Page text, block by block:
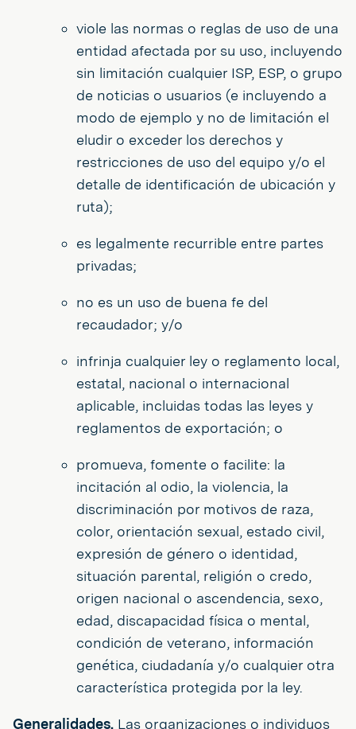
viole las normas o reglas de uso de una
entidad afectada por su uso, incluyendo
sin limitación cualquier ISP, ESP, o grupo
de noticias o usuarios (e incluyendo a
modo de ejemplo y no de limitación el
eludir o exceder los derechos y
restricciones de uso del equipo y/o el
detalle de identificación de ubicación y
ruta);
es legalmente recurrible entre partes
privadas;
no es un uso de buena fe del
recaudador; y/o
infrinja cualquier ley o reglamento local,
estatal, nacional o internacional
aplicable, incluidas todas las leyes y
reglamentos de exportación; o
promueva, fomente o facilite: la
incitación al odio, la violencia, la
discriminación por motivos de raza,
color, orientación sexual, estado civil,
expresión de género o identidad,
situación parental, religión o credo,
origen nacional o ascendencia, sexo,
edad, discapacidad física o mental,
condición de veterano, información
genética, ciudadanía y/o cualquier otra
característica protegida por la ley.
Generalidades. Las organizaciones o individuos